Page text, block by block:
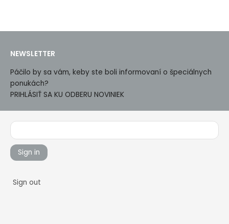
NEWSLETTER
Páčilo by sa vám, keby ste boli informovaní o špeciálnych
ponukách?
PRIHLÁSIŤ SA KU ODBERU NOVINIEK
Sign in
Sign out